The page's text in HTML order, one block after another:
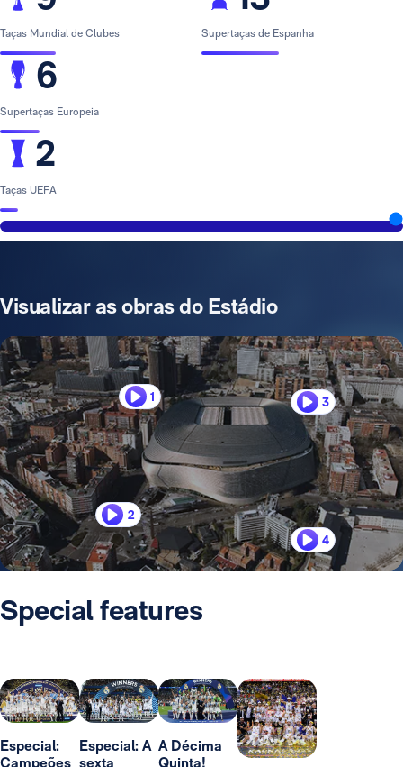
Taças Mundial de Clubes
6
Supertaças Europeia
2
Taças UEFA
Supertaças de Espanha
Visualizar as obras do Estádio
1
2
3
4
Special features
Especial:
Campeões
Especial: A
sexta
A Décima
Quinta!